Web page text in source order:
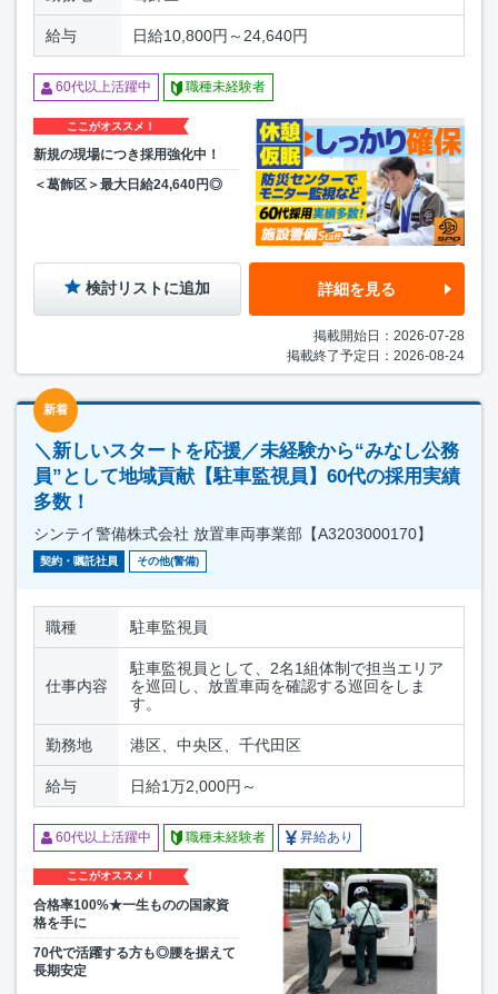
給与 日給10,800円～24,640円
60代以上活躍中 職種未経験者
ここがオススメ！
新規の現場につき採用強化中！
＜葛飾区＞最大日給24,640円◎
検討リストに追加 詳細を見る
掲載開始日：2026-07-28
掲載終了予定日：2026-08-24
新着
＼新しいスタートを応援／未経験から“みなし公務
員”として地域貢献【駐車監視員】60代の採用実績
多数！
シンテイ警備株式会社 放置車両事業部【A3203000170】
契約・嘱託社員 その他(警備)
職種 駐車監視員
仕事内容
駐車監視員として、2名1組体制で担当エリア
を巡回し、放置車両を確認する巡回をしま
す。
勤務地 港区、中央区、千代田区
給与 日給1万2,000円～
60代以上活躍中 職種未経験者 昇給あり
ここがオススメ！
合格率100%★一生ものの国家資
格を手に
70代で活躍する方も◎腰を据えて
長期安定